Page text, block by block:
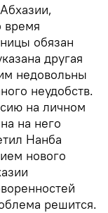
время
обязан
другая
недовольны
неудобств.
на личном
на него
Нанба
нового
решится.